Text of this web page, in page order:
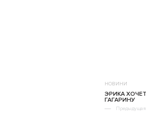
НОВИНИ
ЭРИКА
ГАГАРИНУ
Предыдущая